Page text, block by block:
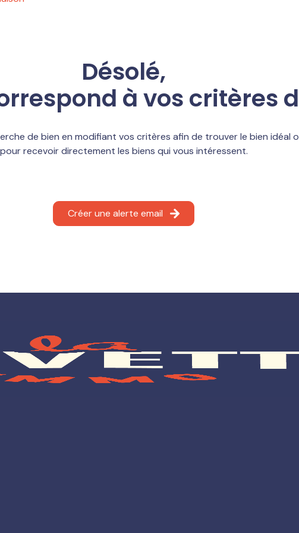
Désolé,
à vos critères
de bien en modifiant vos critères afin de trouver le bien idéal
pour recevoir directement les biens qui vous intéressent.
Créer une alerte email